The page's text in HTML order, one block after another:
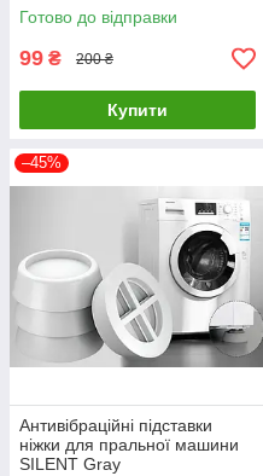
Готово до відправки
99 ₴ 200 ₴
Купити
–45%
Антивібраційні підставки
ніжки для пральної машини
SILENT Gray